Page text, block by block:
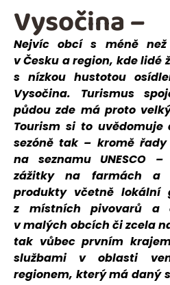
Nejvíc obcí s méně
v Česku a region, kde lidé
s nízkou hustotou
Vysočina. Turismus
půdou zde má proto
Tourism si to
sezóně tak – kromě
na seznamu UNESCO
zážitky na farmách a
produkty včetně lokální
z místních pivovarů a
v malých obcích či zcela
tak vůbec prvním
službami v oblasti
regionem, který má daný
Vysočina –